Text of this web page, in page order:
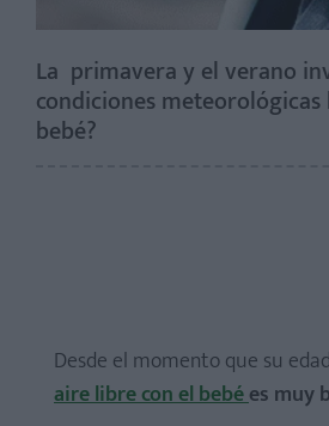
La primavera y el verano
condiciones
bebé?
Desde el momento que su
aire libre con el bebées muy